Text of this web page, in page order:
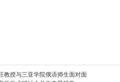
教授与三亚学院俄语师生面对面